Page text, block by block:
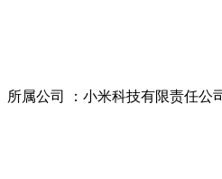
所属公司 ：小米科技有限责任公